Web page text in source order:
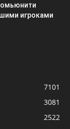
игроками
7101
3081
2522